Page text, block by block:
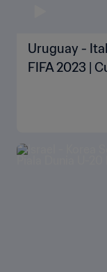
Uruguay -
FIFA 2023 |